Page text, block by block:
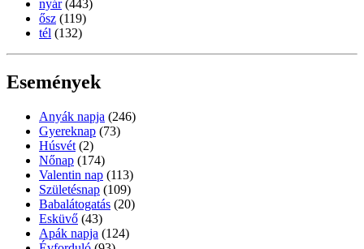
nyár (443)
ősz (119)
tél (132)
Események
Anyák napja (246)
Gyereknap (73)
Húsvét (2)
Nőnap (174)
Valentin nap (113)
Születésnap (109)
Babalátogatás (20)
Esküvő (43)
Apák napja (124)